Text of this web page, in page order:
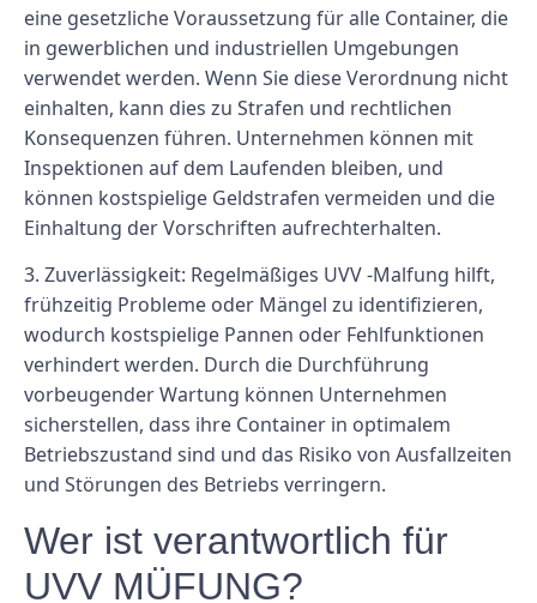
eine gesetzliche Voraussetzung für alle Container, die
in gewerblichen und industriellen Umgebungen
verwendet werden. Wenn Sie diese Verordnung nicht
einhalten, kann dies zu Strafen und rechtlichen
Konsequenzen führen. Unternehmen können mit
Inspektionen auf dem Laufenden bleiben, und
können kostspielige Geldstrafen vermeiden und die
Einhaltung der Vorschriften aufrechterhalten.
3. Zuverlässigkeit: Regelmäßiges UVV -Malfung hilft,
frühzeitig Probleme oder Mängel zu identifizieren,
wodurch kostspielige Pannen oder Fehlfunktionen
verhindert werden. Durch die Durchführung
vorbeugender Wartung können Unternehmen
sicherstellen, dass ihre Container in optimalem
Betriebszustand sind und das Risiko von Ausfallzeiten
und Störungen des Betriebs verringern.
Wer ist verantwortlich für
UVV MÜFUNG?